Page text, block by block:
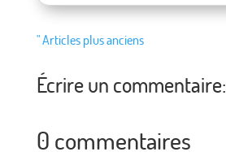
" Articles plus anciens
Écrire un commentaire:
0 commentaires